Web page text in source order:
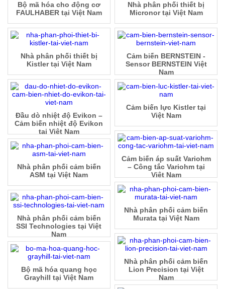
Nhà phân phối thiết bị
Micronor tại Việt Nam
Bộ mã hóa cho động cơ
FAULHABER tại Việt Nam
Cảm biến BERNSTEIN -
Sensor BERNSTEIN Việt
Nam
Nhà phân phối thiết bị
Kistler tại Việt Nam
Cảm biến lực Kistler tại
Việt Nam
Đầu dò nhiệt độ Evikon –
Cảm biến nhiệt độ Evikon
tại Việt Nam
Cảm biến áp suất Variohm
– Công tắc Variohm tại
Việt Nam
Nhà phân phối cảm biến
ASM tại Việt Nam
Nhà phân phối cảm biến
Murata tại Việt Nam
Nhà phân phối cảm biến
SSI Technologies tại Việt
Nam
Nhà phân phối cảm biến
Lion Precision tại Việt
Nam
Bộ mã hóa quang học
Grayhill tại Việt Nam